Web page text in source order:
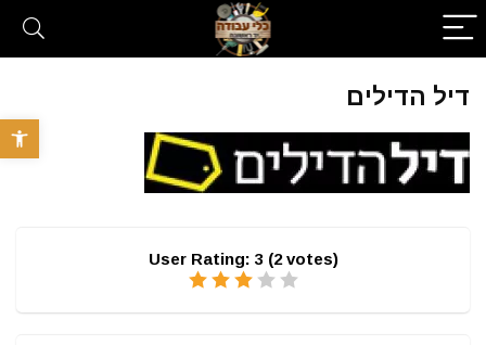
פתח
דיל הדילים
User Rating: 3 (2votes)